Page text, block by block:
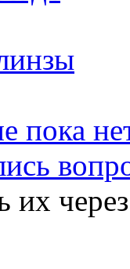
пока
их